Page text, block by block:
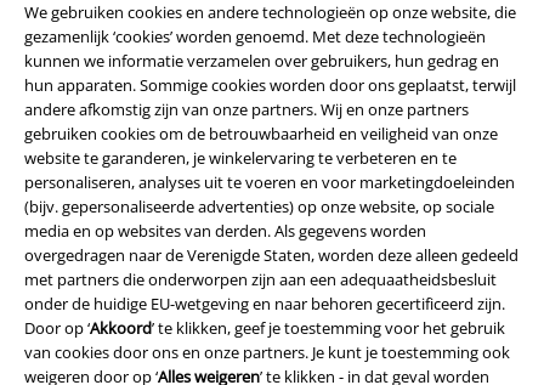
We gebruiken cookies en andere technologieën op onze website, die
gezamenlijk ‘cookies’ worden genoemd. Met deze technologieën
kunnen we informatie verzamelen over gebruikers, hun gedrag en
hun apparaten. Sommige cookies worden door ons geplaatst, terwijl
andere afkomstig zijn van onze partners. Wij en onze partners
gebruiken cookies om de betrouwbaarheid en veiligheid van onze
website te garanderen, je winkelervaring te verbeteren en te
personaliseren, analyses uit te voeren en voor marketingdoeleinden
(bijv. gepersonaliseerde advertenties) op onze website, op sociale
media en op websites van derden. Als gegevens worden
overgedragen naar de Verenigde Staten, worden deze alleen gedeeld
met partners die onderworpen zijn aan een adequaatheidsbesluit
onder de huidige EU-wetgeving en naar behoren gecertificeerd zijn.
Door op ‘Akkoord’ te klikken, geef je toestemming voor het gebruik
van cookies door ons en onze partners. Je kunt je toestemming ook
weigeren door op ‘Alles weigeren’ te klikken - in dat geval worden
Overige acties
Prijsvragen
Large Cadeaubonnen
Large Studentenkorting
EMP Backstage Club
Over Large